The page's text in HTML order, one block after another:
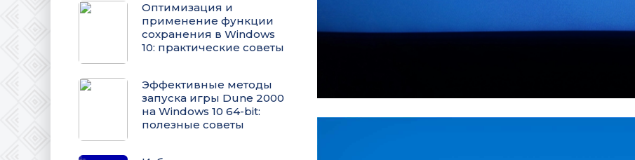
Оптимизация и
применение функции
сохранения в Windows
10: практические советы
Эффективные методы
запуска игры Dune 2000
на Windows 10 64-bit:
полезные советы